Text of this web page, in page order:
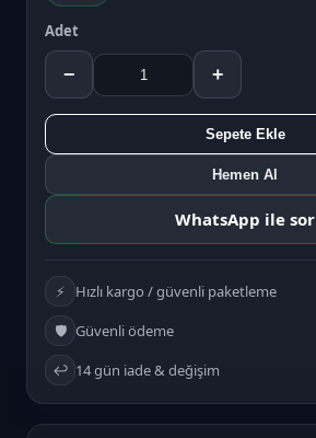
Adet
− +
Sepete Ekle
Hemen Al
WhatsApp ile sor
⚡
Hızlı kargo / güvenli paketleme
🛡️ Güvenli ödeme
↩️ 14 gün iade & değişim